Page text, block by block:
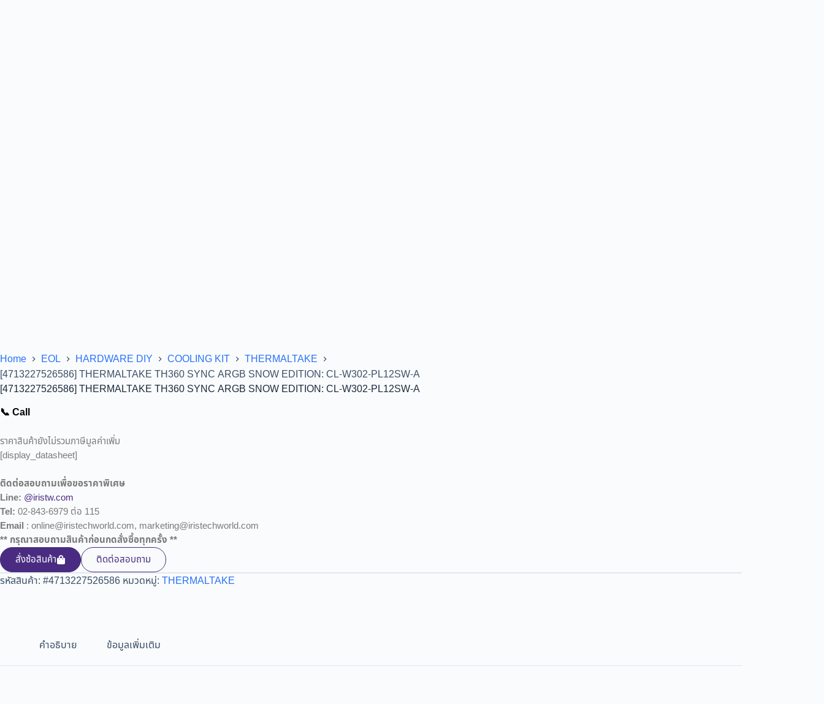
Home EOL HARDWARE DIY COOLING KIT
THERMALTAKE
[4713227526586] THERMALTAKE TH360 SYNC ARGB SNOW EDITION: CL-W302-PL12SW-A
[4713227526586] THERMALTAKE TH360 SYNC ARGB SNOW EDITION: CL-W302-PL12SW-A
📞 Call
ราคาสินค้ายังไม่รวมภาษีมูลค่าเพิ่ม
[display_datasheet]
ติดต่อสอบถามเพื่อขอราคาพิเศษ
Line: @iristw.com
Tel: 02-843-6979 ต่อ 115
Email : online@iristechworld.com, marketing@iristechworld.com
** กรุณาสอบถามสินค้าก่อนกดสั่งซื้อทุกครั้ง **
สั่งซ้อสินค้า
ติดต่อสอบถาม
รหัสสินค้า: #4713227526586 หมวดหมู่: THERMALTAKE
คำอธิบาย ข้อมูลเพิ่มเติม